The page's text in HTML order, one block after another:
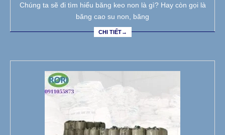
Chúng ta sẽ đi tìm hiểu băng keo non là gì? Hay còn gọi là
băng cao su non, băng
CHI TIẾT→